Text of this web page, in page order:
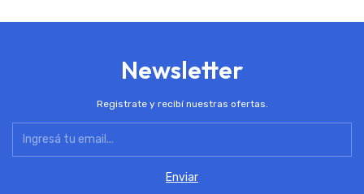
Newsletter
Registrate y recibí nuestras ofertas.